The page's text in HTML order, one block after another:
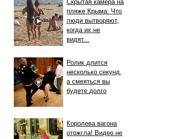
Скрытая камера на
пляже Крыма: Что
люди вытворяют,
когда их не
видят...
Ролик длится
несколько секунд,
а смеяться вы
будете долго
Королева вагона
отожгла! Видео не